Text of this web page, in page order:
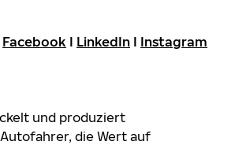
Facebook I LinkedIn I Instagram
und produziert
die Wert auf